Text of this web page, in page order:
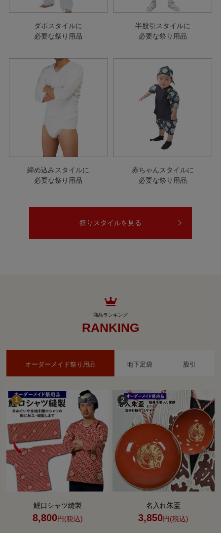
ダボスタイルに
必要な祭り用品
半股引スタイルに
必要な祭り用品
締め込みスタイルに
必要な祭り用品
赤ちゃんスタイルに
必要な祭り用品
祭りスタイルを見る
RANKING
オーダーメイド祭り用品 地下足袋 股引
鯉口シャツ縫製
8,800円(税込)
名入れ朱盃
3,850円(税込)